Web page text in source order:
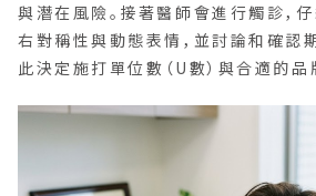
與潛在風險。接著醫師會進行觸診，
右對稱性與動態表情，並討論和確認
此決定施打單位數（U數）與合適的品